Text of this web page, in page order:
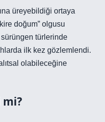
üreyebildiği ortaya
doğum” olgusu
türlerinde
ilk kez gözlemlendi.
olabileceğine